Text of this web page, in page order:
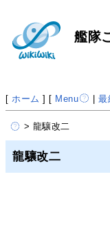
艦隊
[ ホーム ] [ Menu |最
> 龍驤改二
龍驤改二